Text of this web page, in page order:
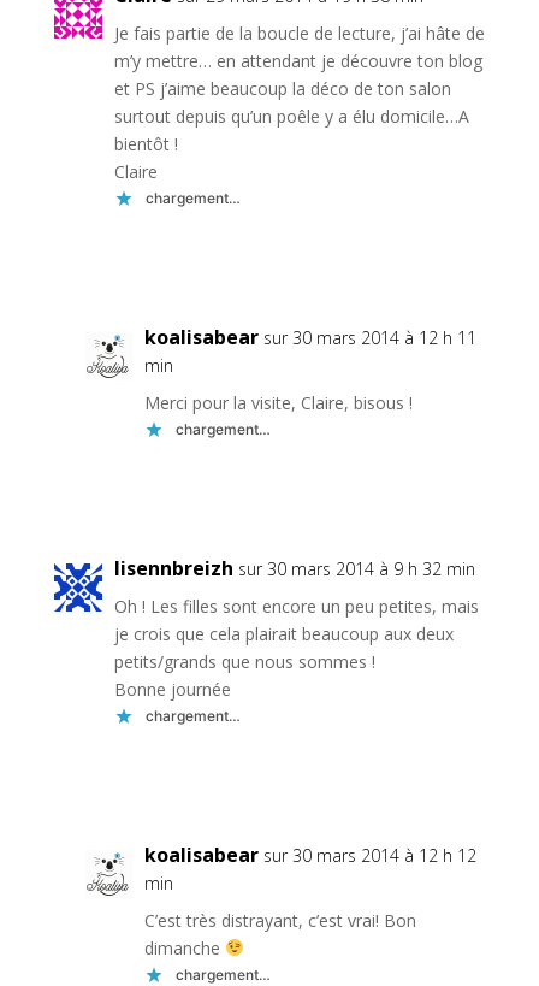
Je fais partie de la boucle de lecture, j’ai hâte de
m’y mettre… en attendant je découvre ton blog
et PS j’aime beaucoup la déco de ton salon
surtout depuis qu’un poêle y a élu domicile…A
bientôt !
Claire
chargement…
koalisabear sur 30 mars 2014 à 12 h 11
min
Merci pour la visite, Claire, bisous !
chargement…
lisennbreizh sur 30 mars 2014 à 9 h 32 min
Oh ! Les filles sont encore un peu petites, mais
je crois que cela plairait beaucoup aux deux
petits/grands que nous sommes !
Bonne journée
chargement…
koalisabear sur 30 mars 2014 à 12 h 12
min
C’est très distrayant, c’est vrai! Bon
dimanche
chargement…